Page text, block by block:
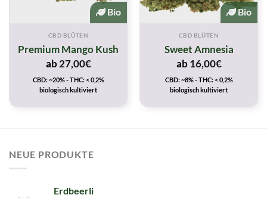
Bio
CBD BLÜTEN
Premium Mango Kush
ab27,00€
CBD: ~20% - THC: < 0,2%
biologisch kultiviert
Bio
CBD BLÜTEN
Sweet Amnesia
ab16,00€
CBD: ~8% - THC: < 0,2%
biologisch kultiviert
NEUE PRODUKTE
Erdbeerli